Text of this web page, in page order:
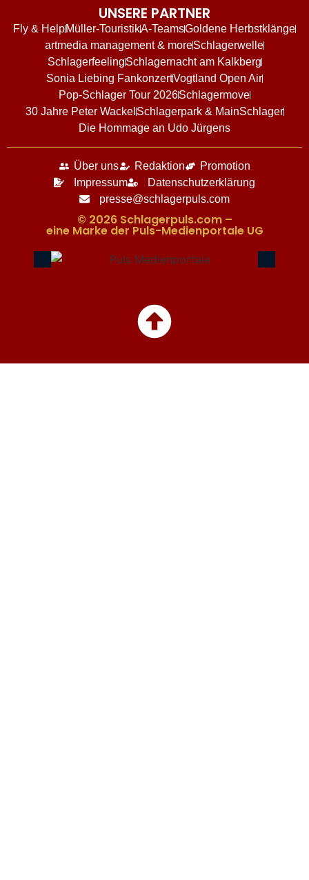
UNSERE PARTNER
Fly & HelpMüller-TouristikA-TeamsGoldene Herbstklänge
artmedia management & moreSchlagerwelle
SchlagerfeelingSchlagernacht am Kalkberg
Sonia Liebing FankonzertVogtland Open Air
Pop-Schlager Tour 2026Schlagermove
30 Jahre Peter Wackel Schlagerpark & MainSchlager
Die Hommage an Udo Jürgens
Über uns Redaktion
Promotion
Impressum
Datenschutzerklärung
presse@schlagerpuls.com
© 2026 Schlagerpuls.com –
eine Marke der Puls-Medienportale UG​